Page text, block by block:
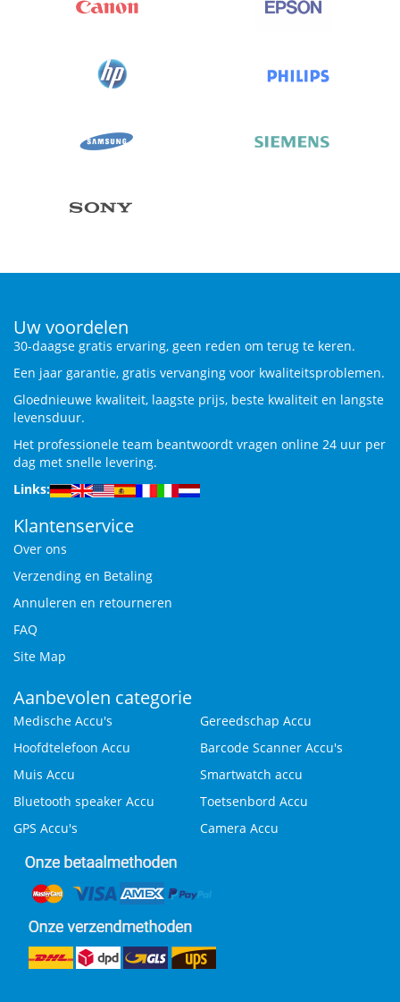
Uw voordelen
30-daagse gratis ervaring, geen reden om terug te keren.
Een jaar garantie, gratis vervanging voor kwaliteitsproblemen.
Gloednieuwe kwaliteit, laagste prijs, beste kwaliteit en langste
levensduur.
Het professionele team beantwoordt vragen online 24 uur per
dag met snelle levering.
Links:
Klantenservice
Over ons
Verzending en Betaling
Annuleren en retourneren
FAQ
Site Map
Aanbevolen categorie
Medische Accu's
Gereedschap Accu
Hoofdtelefoon Accu
Barcode Scanner Accu's
Muis Accu
Smartwatch accu
Bluetooth speaker Accu
Toetsenbord Accu
GPS Accu's
Camera Accu